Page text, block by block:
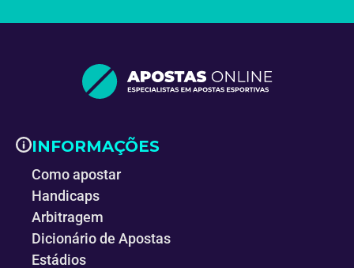
INFORMAÇÕES
Como apostar
Handicaps
Arbitragem
Dicionário de Apostas
Estádios